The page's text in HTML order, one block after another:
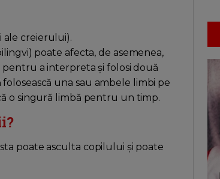
ale creierului).
poate afecta, de asemenea,
a interpreta și folosi două
una sau ambele limbi pe
o singură limbă pentru un timp.
poate asculta copilului și poate